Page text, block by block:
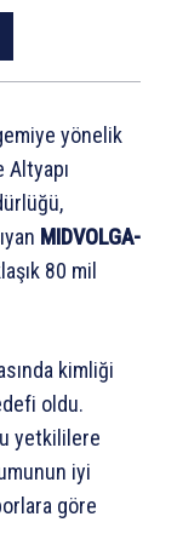
yönelik
Altyapı
MIDVOLGA-
80 mil
kimliği
oldu.
yetkililere
iyi
göre